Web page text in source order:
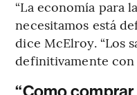
“La economía para
necesitamos está
dice McElroy. “Los
definitivamente con